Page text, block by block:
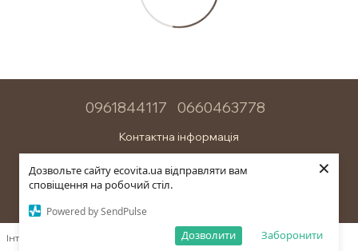
Дозвольте сайту ecovita.ua відправляти вам
сповіщення на робочий стіл.
Powered by SendPulse
Заборонити
Дозволити
×
0961844117 0660463778
Контактна інформація
Повна версія сайту
© 2026
Інтернет-магазин створений з Хорошоп